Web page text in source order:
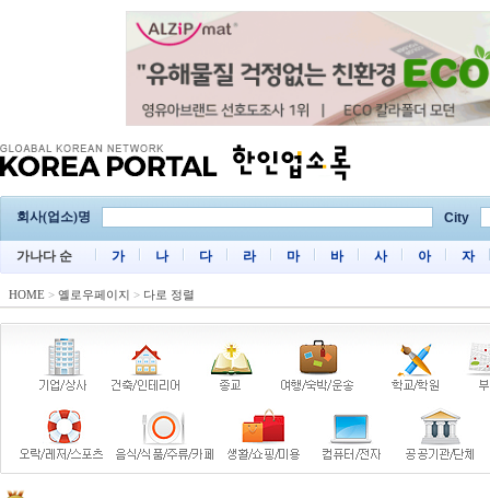
회사(업소)명 City
가나다 순 가 나 다 라 마 바 사 아 자
HOME > 옐로우페이지 > 다로 정렬